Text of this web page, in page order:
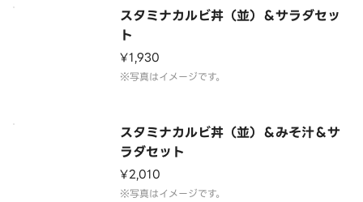
スタミナカルビ丼（並）＆サラダセッ
ト
¥1,930
※写真はイメージです。
スタミナカルビ丼（並）＆みそ汁＆サ
ラダセット
¥2,010
※写真はイメージです。